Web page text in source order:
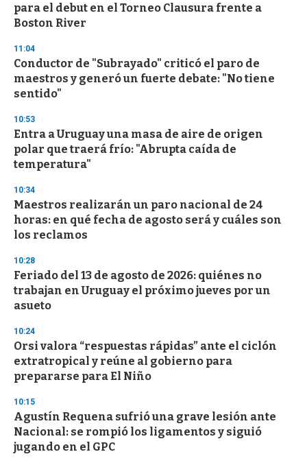
c
o
d
s
para el debut en el Torneo Clausura frente a
Boston River
11:04
Conductor de "Subrayado" criticó el paro de
maestros y generó un fuerte debate: "No tiene
sentido"
10:53
Entra a Uruguay una masa de aire de origen
polar que traerá frío: "Abrupta caída de
temperatura"
10:34
Maestros realizarán un paro nacional de 24
horas: en qué fecha de agosto será y cuáles son
los reclamos
10:28
Feriado del 13 de agosto de 2026: quiénes no
trabajan en Uruguay el próximo jueves por un
asueto
10:24
Orsi valora “respuestas rápidas” ante el ciclón
extratropical y reúne al gobierno para
prepararse para El Niño
10:15
Agustín Requena sufrió una grave lesión ante
Nacional: se rompió los ligamentos y siguió
jugando en el GPC